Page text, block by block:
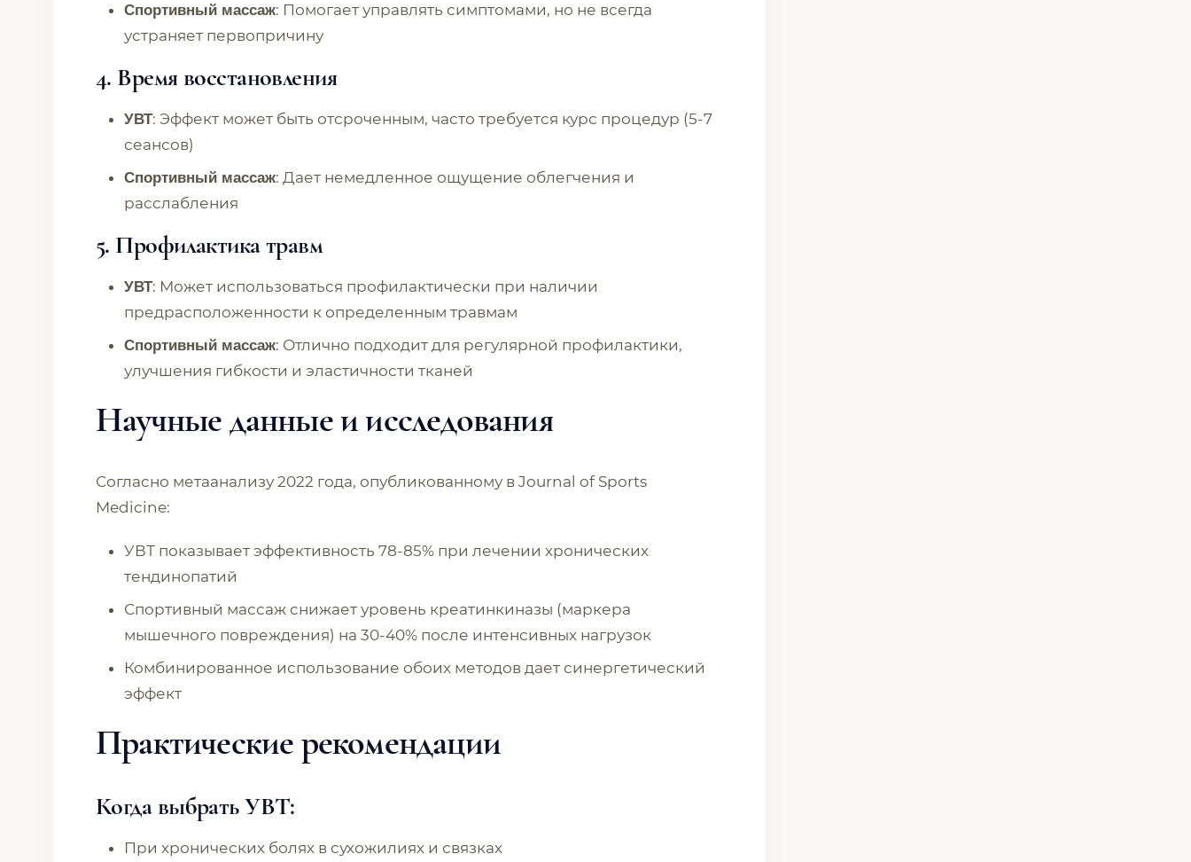
Спортивный массаж: Помогает управлять симптомами, но не всегда
устраняет первопричину
4. Время восстановления
УВТ: Эффект может быть отсроченным, часто требуется курс процедур (5-7
сеансов)
Спортивный массаж: Дает немедленное ощущение облегчения и
расслабления
5. Профилактика травм
УВТ: Может использоваться профилактически при наличии
предрасположенности к определенным травмам
Спортивный массаж: Отлично подходит для регулярной профилактики,
улучшения гибкости и эластичности тканей
Научные данные и исследования
Согласно метаанализу 2022 года, опубликованному в Journal of Sports
Medicine:
УВТ показывает эффективность 78-85% при лечении хронических
тендинопатий
Спортивный массаж снижает уровень креатинкиназы (маркера
мышечного повреждения) на 30-40% после интенсивных нагрузок
Комбинированное использование обоих методов дает синергетический
эффект
Практические рекомендации
Когда выбрать УВТ:
При хронических болях в сухожилиях и связках